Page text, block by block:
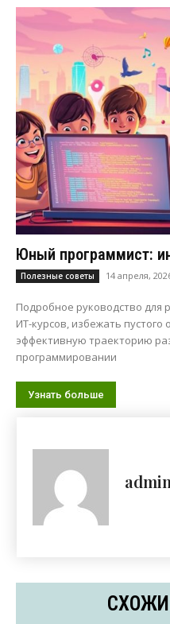
Юный программист:
Полезные советы 14 апреля,
Подробное руководство для
ИТ-курсов, избежать
эффективную траекторию
программировании
Узнать больше
admin